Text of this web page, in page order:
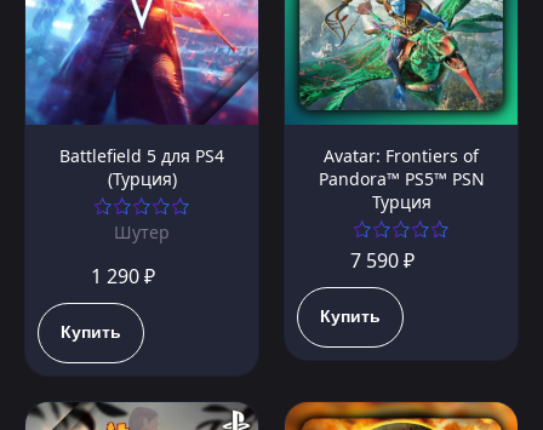
Battlefield 5 для PS4
(Турция)
Шутер
1 290 ₽
Купить
Avatar: Frontiers of
Pandora™ PS5™ PSN
Турция
7 590 ₽
Купить